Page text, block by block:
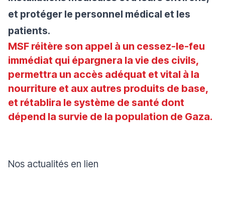
et protéger le personnel médical et les
patients.
MSF réitère son appel à un cessez-le-feu
immédiat qui épargnera la vie des civils,
permettra un accès adéquat et vital à la
nourriture et aux autres produits de base,
et rétablira le système de santé dont
dépend la survie de la population de Gaza.
Nos actualités en lien